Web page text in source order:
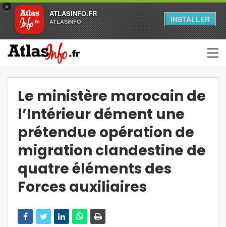
×
ATLASINFO.FR
ATLASINFO INSTALLER
Le ministère marocain de
l’Intérieur dément une
prétendue opération de
migration clandestine de
quatre éléments des
Forces auxiliaires